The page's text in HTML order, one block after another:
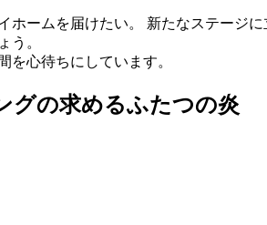
ームを届けたい。 新たなステージ
う。
を心待ちにしています。
グの求めるふたつの炎